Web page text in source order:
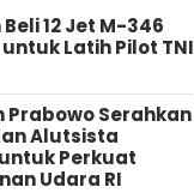
12 Jet M-346
untuk Latih Pilot TNI
Prabowo Serahkan
Alutsista
Perkuat
Udara RI